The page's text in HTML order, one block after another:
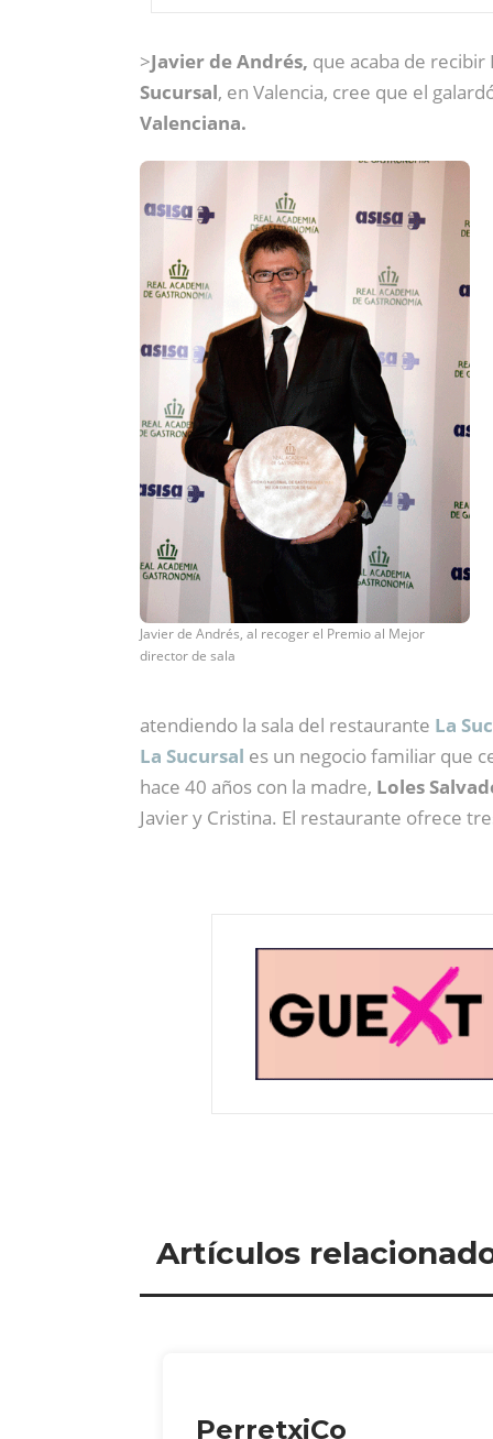
>Javier de Andrés, que acaba de
Sucursal, en Valencia, cree que el
Valenciana.
Javier de Andrés, al recoger el Premio al Mejor
director de sala
atendiendo la sala del restaurante La
La Sucursal es un negocio familiar que
hace 40 años con la madre, Loles
Javier y Cristina. El restaurante ofrece
Artículos
PerretxiCo